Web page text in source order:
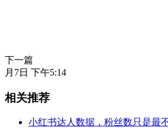
下一篇
月7日 下午5:14
相关推荐
小红书达人数据，粉丝数只是最